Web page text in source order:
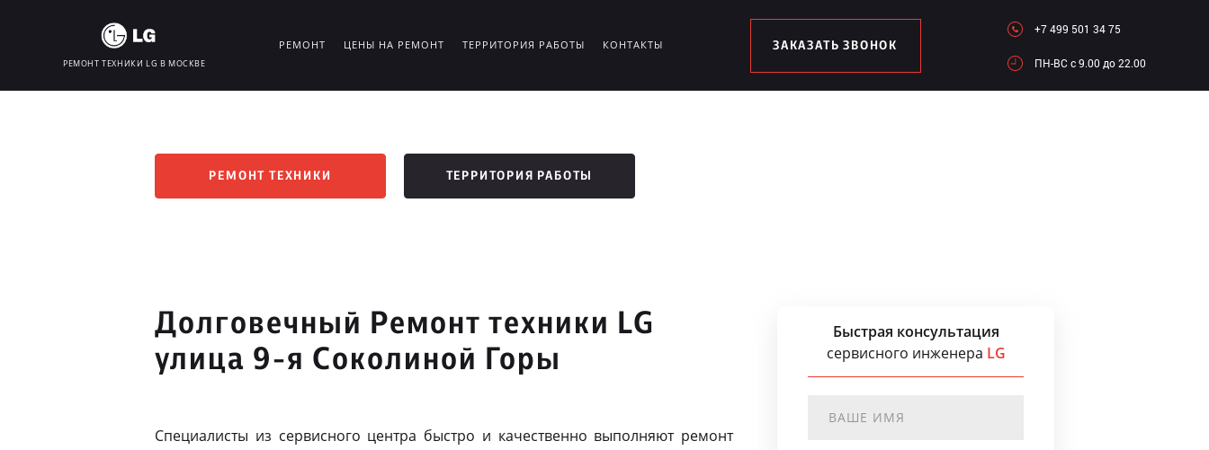
РЕМОНТ ТЕХНИКИ LG В МОСКВЕ
РЕМОНТ ЦЕНЫ НА РЕМОНТ ТЕРРИТОРИЯ РАБОТЫ КОНТАКТЫ ЗАКАЗАТЬ ЗВОНОК
+7 499 501 34 75
ПН-ВC c 9.00 до 22.00
РЕМОНТ ТЕХНИКИ ТЕРРИТОРИЯ РАБОТЫ
Долговечный Ремонт техники LG
улица 9-я Соколиной Горы
Специалисты из сервисного центра быстро и качественно выполняют ремонт
Быстрая консультация
сервисного инженера LG